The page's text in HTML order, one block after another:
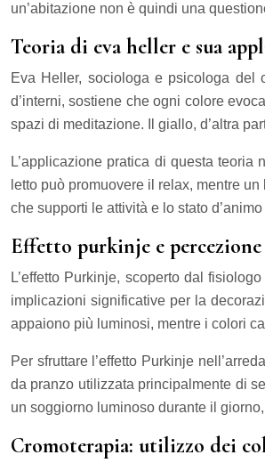
un’abitazione non è quindi una
Teoria di eva heller e sua
Eva Heller, sociologa e psicologa del
d’interni, sostiene che ogni colore
spazi di meditazione. Il giallo, d’altra
L’applicazione pratica di questa
letto può promuovere il relax, mentre
che supporti le attività e lo stato
Effetto purkinje e
L’effetto Purkinje, scoperto dal
implicazioni significative per la
appaiono più luminosi, mentre i colori
Per sfruttare l’effetto Purkinje
da pranzo utilizzata principalmente di
un soggiorno luminoso durante il
Cromoterapia: utilizzo dei